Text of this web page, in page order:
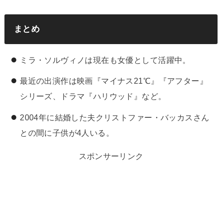
まとめ
ミラ・ソルヴィノは現在も女優として活躍中。
最近の出演作は映画『マイナス21℃』『アフター』
シリーズ、ドラマ『ハリウッド』など。
2004年に結婚した夫クリストファー・バッカスさん
との間に子供が4人いる。
スポンサーリンク